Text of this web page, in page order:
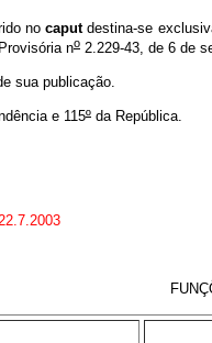
nocaputdestina-se
no 2.229-43, de 6 de
sua publicação.
e 115º da República.